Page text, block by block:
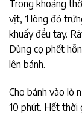
Trong khoảng
vịt, 1 lòng đỏ
khuấy đều tay.
Dùng cọ phết
lên bánh.
Cho bánh vào lò
10 phút. Hết thời